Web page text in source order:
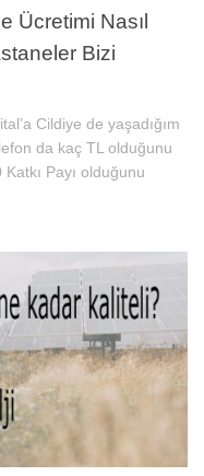
Ücretimi Nasıl
Bizi
Cildiye de yaşadığım
da kaç TL olduğunu
Payı olduğunu